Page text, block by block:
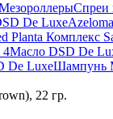
Спреи
De Luxe
Planta Комплекс
4Масло DSD De
De LuxeШампунь
22 гр.